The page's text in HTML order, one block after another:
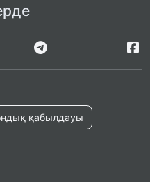
қабылдауы